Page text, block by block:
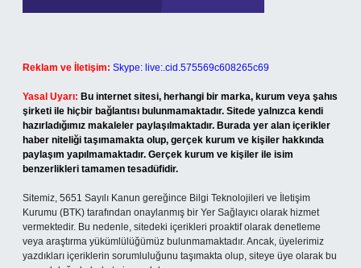
Reklam ve İletişim: Skype: live:.cid.575569c608265c69
Yasal Uyarı: Bu internet sitesi, herhangi bir marka, kurum veya şahıs
şirketi ile hiçbir bağlantısı bulunmamaktadır. Sitede yalnızca kendi
hazırladığımız makaleler paylaşılmaktadır. Burada yer alan içerikler
haber niteliği taşımamakta olup, gerçek kurum ve kişiler hakkında
paylaşım yapılmamaktadır. Gerçek kurum ve kişiler ile isim
benzerlikleri tamamen tesadüfidir.
Sitemiz, 5651 Sayılı Kanun gereğince Bilgi Teknolojileri ve İletişim
Kurumu (BTK) tarafından onaylanmış bir Yer Sağlayıcı olarak hizmet
vermektedir. Bu nedenle, sitedeki içerikleri proaktif olarak denetleme
veya araştırma yükümlülüğümüz bulunmamaktadır. Ancak, üyelerimiz
yazdıkları içeriklerin sorumluluğunu taşımakta olup, siteye üye olarak bu